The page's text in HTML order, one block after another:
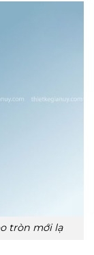
tròn mới lạ